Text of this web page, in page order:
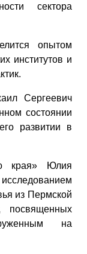
сектора
опытом
институтов и
Сергеевич
состоянии
развитии в
края» Юлия
из Пермской
посвященных
на